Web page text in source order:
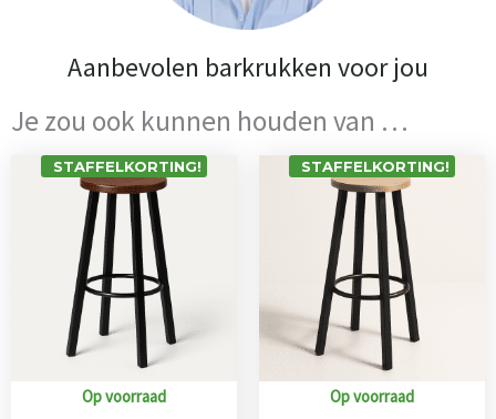
Aanbevolen barkrukken voor jou
Je zou ook kunnen houden van …
STAFFELKORTING!
Op voorraad
STAFFELKORTING!
Op voorraad